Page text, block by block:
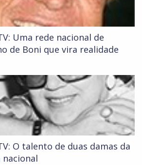
Uma rede nacional de
de Boni que vira realidade
O talento de duas damas da